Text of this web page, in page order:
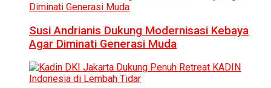
Susi Andrianis Dukung Modernisasi Kebaya
Agar Diminati Generasi Muda